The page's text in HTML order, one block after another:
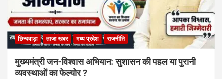
छिन्दवाड़ा ताजा खबर मध्य प्रदेश राजनीति
मुख्यमंत्री जन-विश्वास अभियान: सुशासन की पहल या पुरानी
व्यवस्थाओं का फेल्योर ?